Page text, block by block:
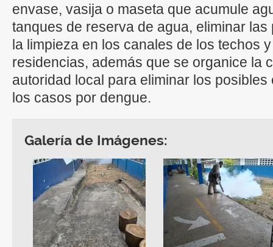
envase, vasija o maseta que acumule
tanques de reserva de agua, eliminar
la limpieza en los canales de los techos
residencias, además que se organice la
autoridad local para eliminar los
los casos por dengue.
Galería de Imágenes: